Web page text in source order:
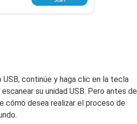
continúe y haga clic en la tecla
su unidad USB. Pero antes de
cómo desea realizar el proceso de